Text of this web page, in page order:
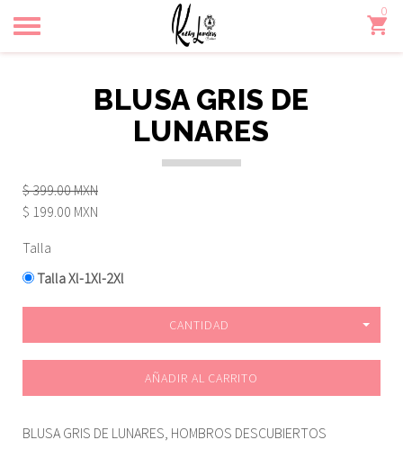
Toggle
navigation
0
BLUSA GRIS DE
LUNARES
$ 399.00 MXN
$ 199.00 MXN
Talla
Talla Xl-1Xl-2Xl
CANTIDAD
AÑADIR AL CARRITO
BLUSA GRIS DE LUNARES, HOMBROS DESCUBIERTOS